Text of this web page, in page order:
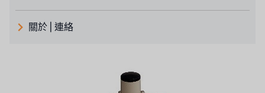
義大利 ATLAS
關於 | 連絡